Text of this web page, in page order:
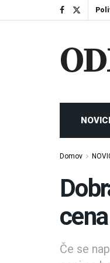
Domov
Če se